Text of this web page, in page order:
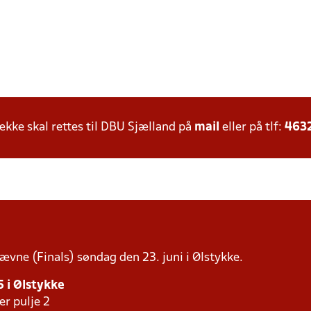
skal rettes til DBU Sjælland på mail eller på tlf:
(Finals) søndag den 23. juni i Ølstykke.
i Ølstykke
pulje 2